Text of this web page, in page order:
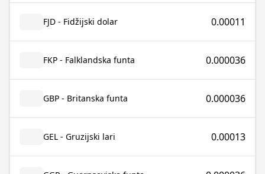
FJD - Fidžijski dolar 0.00011
FKP - Falklandska funta 0.000036
GBP - Britanska funta 0.000036
GEL - Gruzijski lari 0.00013